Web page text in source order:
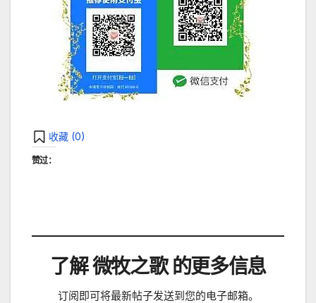
收藏 (0)
赞过：
了解 微牧之歌 的更多信息
订阅即可将最新帖子发送到您的电子邮箱。